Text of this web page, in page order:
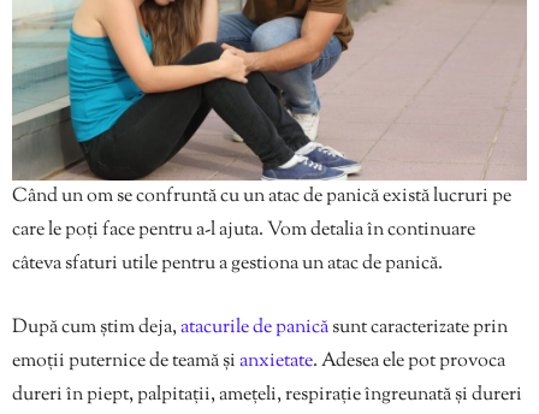
Când un om se confruntă cu un atac de panică există lucruri pe
care le poți face pentru a-l ajuta. Vom detalia în continuare
câteva sfaturi utile pentru a gestiona un atac de panică.
După cum știm deja,atacurile de panicăsunt caracterizate prin
emoții puternice de teamă șianxietate. Adesea ele pot provoca
dureri în piept, palpitații, amețeli, respirație îngreunată și dureri